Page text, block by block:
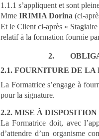
1.1.1 s’appliquent et sont
Mme IRIMIA Dorina(ci-
Et le Client ci-après « Stagiaire
relatif à la formation fournie
2. OBLIGATIONS
2.1. FOURNITURE DE LA
La Formatrice s’engage à
pour la signature.
2.2. MISE À
La Formatrice doit, avec
d’attendre d’un organisme